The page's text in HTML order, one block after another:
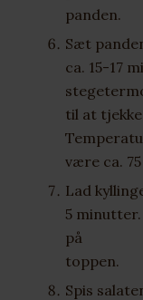
panden.
Sæt
ca. 15-17
til at
være ca.
Lad
5
på
toppen.
Spis